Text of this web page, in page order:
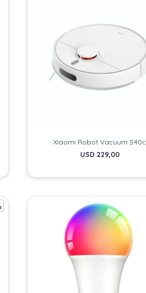
Xiaomi Robot Vacuum S40c
USD 229,00